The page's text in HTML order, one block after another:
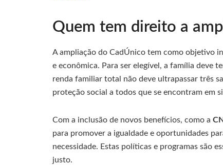
Quem tem direito a
A ampliação do CadÚnico tem como objetivo
e econômica. Para ser elegível, a família deve
renda familiar total não deve ultrapassar três
proteção social a todos que se encontram em
Com a inclusão de novos benefícios, como a
para promover a igualdade e oportunidades
necessidade. Estas políticas e programas são
justo.